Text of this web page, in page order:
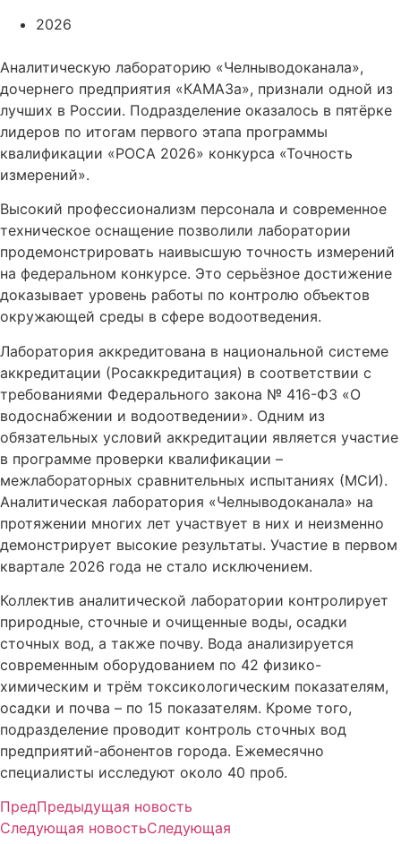
2026
Аналитическую лабораторию «Челныводоканала»,
дочернего предприятия «КАМАЗа», признали одной из
лучших в России. Подразделение оказалось в пятёрке
лидеров по итогам первого этапа программы
квалификации «РОСА 2026» конкурса «Точность
измерений».
Высокий профессионализм персонала и современное
техническое оснащение позволили лаборатории
продемонстрировать наивысшую точность измерений
на федеральном конкурсе. Это серьёзное достижение
доказывает уровень работы по контролю объектов
окружающей среды в сфере водоотведения.
Лаборатория аккредитована в национальной системе
аккредитации (Росаккредитация) в соответствии с
требованиями Федерального закона № 416-ФЗ «О
водоснабжении и водоотведении». Одним из
обязательных условий аккредитации является участие
в программе проверки квалификации –
межлабораторных сравнительных испытаниях (МСИ).
Аналитическая лаборатория «Челныводоканала» на
протяжении многих лет участвует в них и неизменно
демонстрирует высокие результаты. Участие в первом
квартале 2026 года не стало исключением.
Коллектив аналитической лаборатории контролирует
природные, сточные и очищенные воды, осадки
сточных вод, а также почву. Вода анализируется
современным оборудованием по 42 физико-
химическим и трём токсикологическим показателям,
осадки и почва – по 15 показателям. Кроме того,
подразделение проводит контроль сточных вод
предприятий-абонентов города. Ежемесячно
специалисты исследуют около 40 проб.
ПредПредыдущая новость
Следующая новостьСледующая